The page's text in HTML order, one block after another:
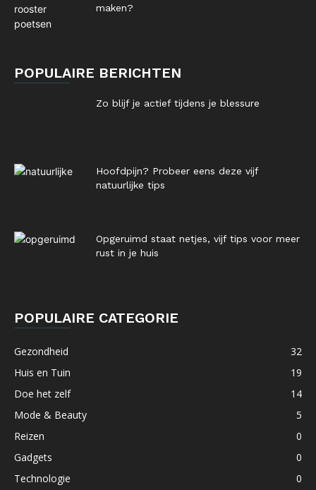
maken?
POPULAIRE BERICHTEN
Zo blijf je actief tijdens je blessure
Hoofdpijn? Probeer eens deze vijf
natuurlijke tips
Opgeruimd staat netjes, vijf tips voor meer
rust in je huis
POPULAIRE CATEGORIE
Gezondheid
32
Huis en Tuin
19
Doe het zelf
14
Mode & Beauty
5
Reizen
0
Gadgets
0
Technologie
0